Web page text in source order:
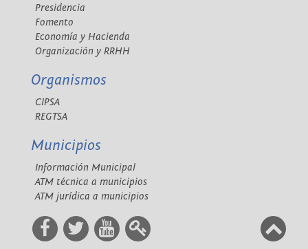
Presidencia
Fomento
Economía y Hacienda
Organización y RRHH
Organismos
CIPSA
REGTSA
Municipios
Información Municipal
ATM técnica a municipios
ATM jurídica a municipios